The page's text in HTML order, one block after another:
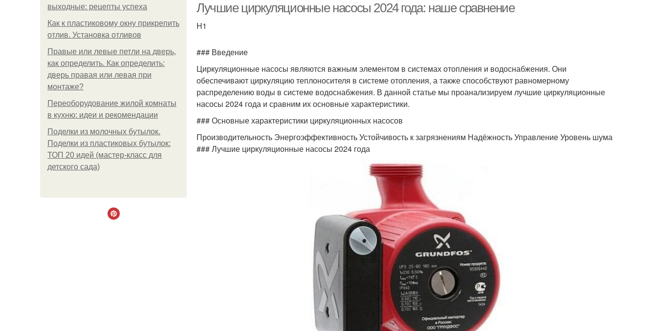
выходные: рецепты успеха
Как к пластиковому окну прикрепить
отлив. Установка отливов
Правые или левые петли на дверь,
как определить. Как определить:
дверь правая или левая при
монтаже?
Переоборудование жилой комнаты
в кухню: идеи и рекомендации
Поделки из молочных бутылок.
Поделки из пластиковых бутылок:
ТОП 20 идей (мастер-класс для
детского сада)
ротором
Насос в системе Насос для работы
электродвигателем
Насосы с
пневмодвигателем
Насосы с
гидродинамическим
Насос с высокой
энергоэффективностью
Лучшие циркуляционные насосы 2024 года: наше сравнение
H1
### Введение
Циркуляционные насосы являются важным элементом в системах отопления и водоснабжения. Они
обеспечивают циркуляцию теплоносителя в системе отопления, а также способствуют равномерному
распределению воды в системе водоснабжения. В данной статье мы проанализируем лучшие циркуляционные
насосы 2024 года и сравним их основные характеристики.
### Основные характеристики циркуляционных насосов
Производительность Энергоэффективность Устойчивость к загрязнениям Надёжность Управление Уровень шума
### Лучшие циркуляционные насосы 2024 года